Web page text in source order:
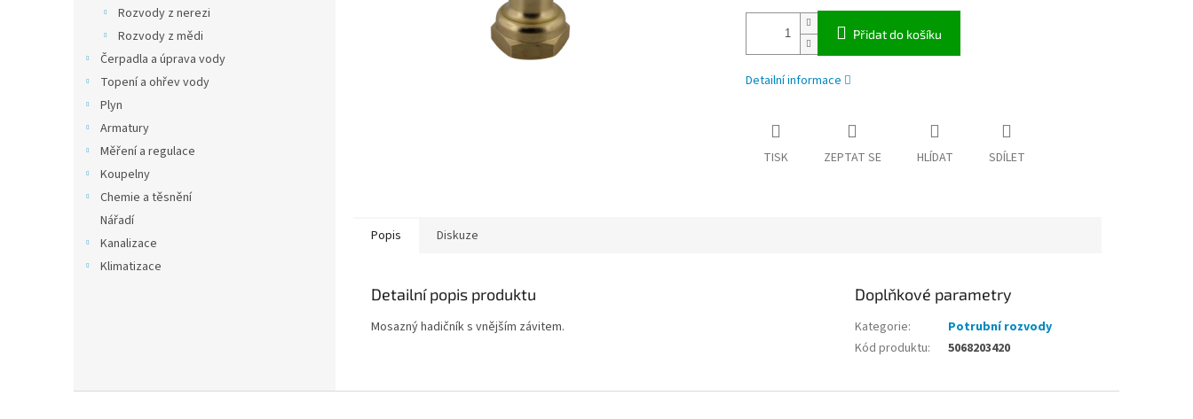
Rozvody z nerezi
Rozvody z mědi
Čerpadla a úprava vody
Topení a ohřev vody
Plyn
Armatury
Měření a regulace
Koupelny
Chemie a těsnění
Nářadí
Kanalizace
Klimatizace
Přidat do košíku
Detailní informace
TISK ZEPTAT SE HLÍDAT SDÍLET
Popis Diskuze
Detailní popis produktu
Mosazný hadičník s vnějším závitem.
Doplňkové parametry
Kategorie:
Potrubní rozvody
Kód produktu: 5068203420